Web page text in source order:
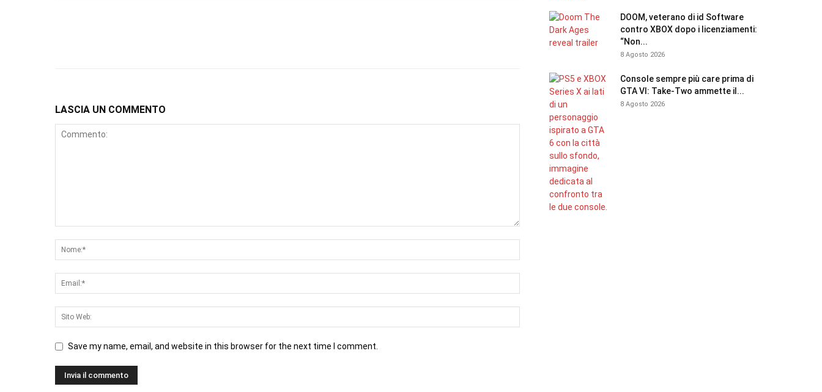
LASCIA UN COMMENTO
Save my name, email, and website in this browser for the next time I comment.
DOOM, veterano di id Software
contro XBOX dopo i licenziamenti:
“Non...
8 Agosto 2026
Console sempre più care prima di
GTA VI: Take-Two ammette il...
8 Agosto 2026